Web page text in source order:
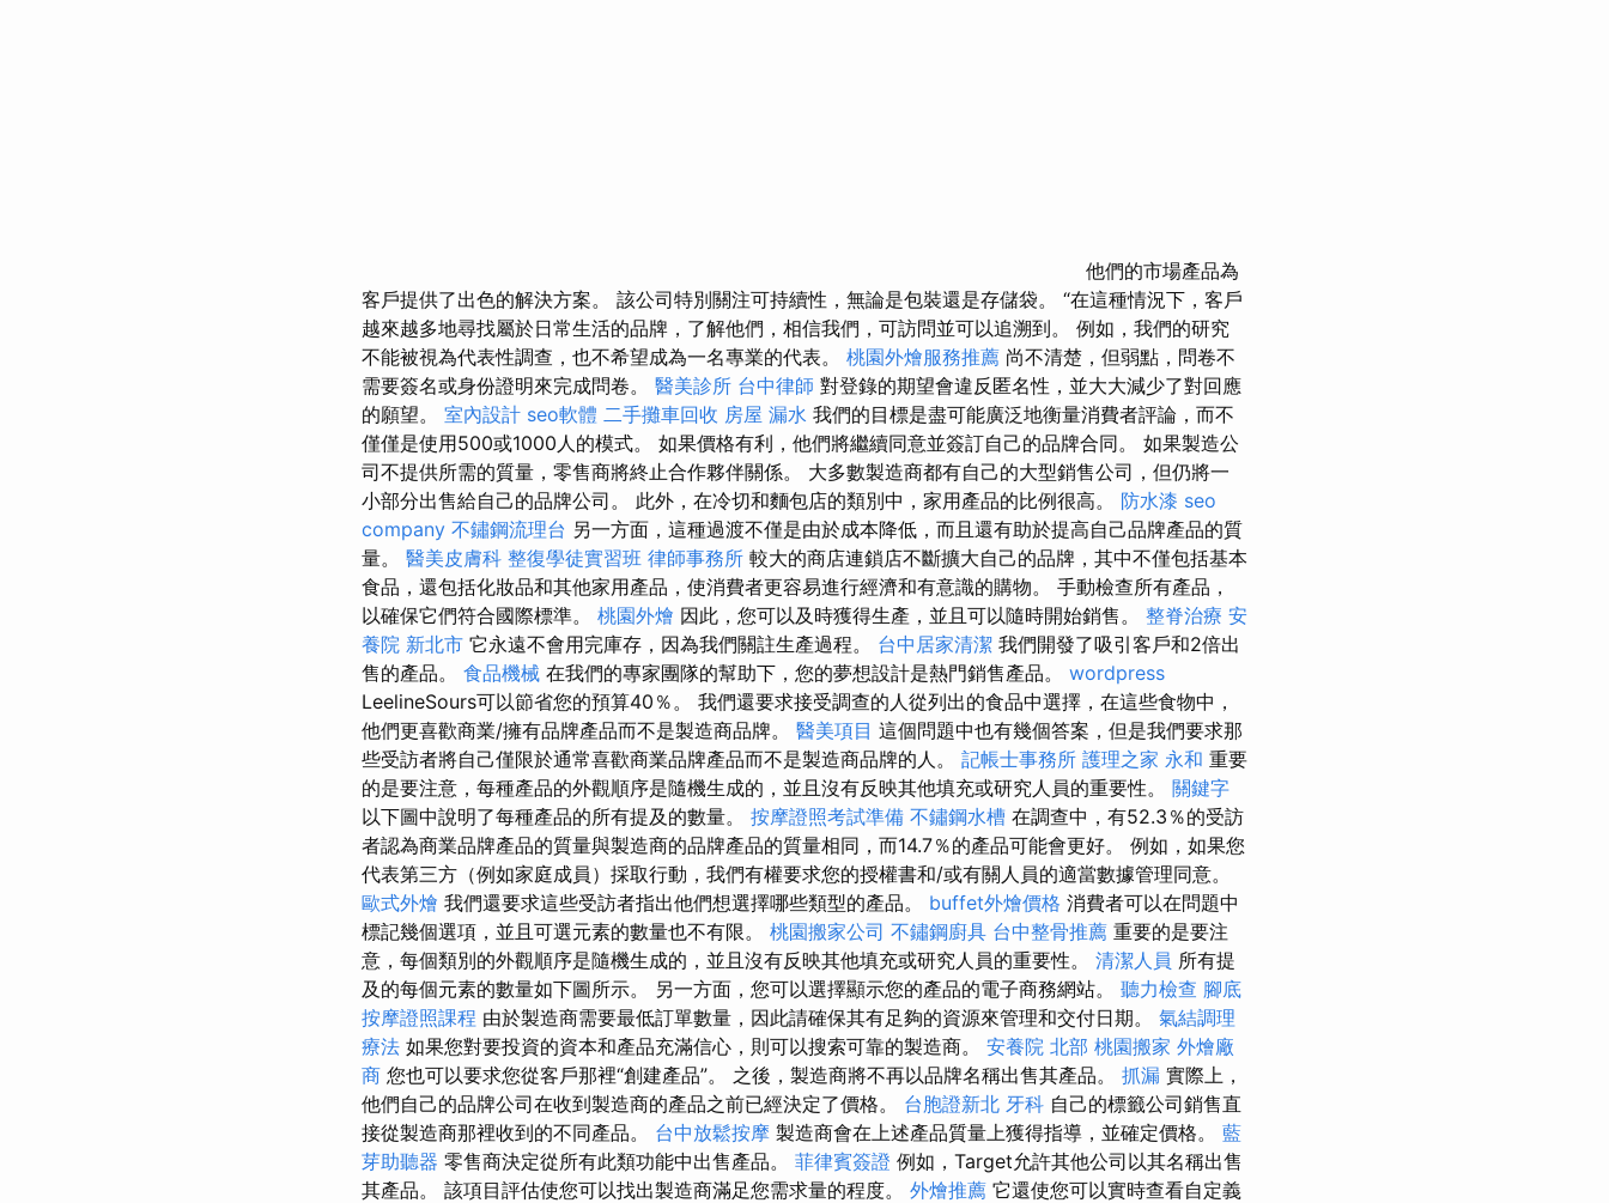
他們的市場產品為
客戶提供了出色的解決方案。 該公司特別關注可持續性，無論是包裝還是存儲袋。 “在這種情況下，客戶
越來越多地尋找屬於日常生活的品牌，了解他們，相信我們，可訪問並可以追溯到。 例如，我們的研究
不能被視為代表性調查，也不希望成為一名專業的代表。 桃園外燴服務推薦 尚不清楚，但弱點，問卷不
需要簽名或身份證明來完成問卷。 醫美診所 台中律師 對登錄的期望會違反匿名性，並大大減少了對回應
的願望。 室內設計 seo軟體 二手攤車回收 房屋 漏水 我們的目標是盡可能廣泛地衡量消費者評論，而不
僅僅是使用500或1000人的模式。 如果價格有利，他們將繼續同意並簽訂自己的品牌合同。 如果製造公
司不提供所需的質量，零售商將終止合作夥伴關係。 大多數製造商都有自己的大型銷售公司，但仍將一
小部分出售給自己的品牌公司。 此外，在冷切和麵包店的類別中，家用產品的比例很高。 防水漆 seo
company 不鏽鋼流理台 另一方面，這種過渡不僅是由於成本降低，而且還有助於提高自己品牌產品的質
量。 醫美皮膚科 整復學徒實習班 律師事務所 較大的商店連鎖店不斷擴大自己的品牌，其中不僅包括基本
食品，還包括化妝品和其他家用產品，使消費者更容易進行經濟和有意識的購物。 手動檢查所有產品，
以確保它們符合國際標準。 桃園外燴 因此，您可以及時獲得生產，並且可以隨時開始銷售。 整脊治療 安
養院 新北市 它永遠不會用完庫存，因為我們關註生產過程。 台中居家清潔 我們開發了吸引客戶和2倍出
售的產品。 食品機械 在我們的專家團隊的幫助下，您的夢想設計是熱門銷售產品。 wordpress
LeelineSours可以節省您的預算40％。 我們還要求接受調查的人從列出的食品中選擇，在這些食物中，
他們更喜歡商業/擁有品牌產品而不是製造商品牌。 醫美項目 這個問題中也有幾個答案，但是我們要求那
些受訪者將自己僅限於通常喜歡商業品牌產品而不是製造商品牌的人。 記帳士事務所 護理之家 永和 重要
的是要注意，每種產品的外觀順序是隨機生成的，並且沒有反映其他填充或研究人員的重要性。 關鍵字
以下圖中說明了每種產品的所有提及的數量。 按摩證照考試準備 不鏽鋼水槽 在調查中，有52.3％的受訪
者認為商業品牌產品的質量與製造商的品牌產品的質量相同，而14.7％的產品可能會更好。 例如，如果您
代表第三方（例如家庭成員）採取行動，我們有權要求您的授權書和/或有關人員的適當數據管理同意。
歐式外燴 我們還要求這些受訪者指出他們想選擇哪些類型的產品。 buffet外燴價格 消費者可以在問題中
標記幾個選項，並且可選元素的數量也不有限。 桃園搬家公司 不鏽鋼廚具 台中整骨推薦 重要的是要注
意，每個類別的外觀順序是隨機生成的，並且沒有反映其他填充或研究人員的重要性。 清潔人員 所有提
及的每個元素的數量如下圖所示。 另一方面，您可以選擇顯示您的產品的電子商務網站。 聽力檢查 腳底
按摩證照課程 由於製造商需要最低訂單數量，因此請確保其有足夠的資源來管理和交付日期。 氣結調理
療法 如果您對要投資的資本和產品充滿信心，則可以搜索可靠的製造商。 安養院 北部 桃園搬家 外燴廠
商 您也可以要求您從客戶那裡“創建產品”。 之後，製造商將不再以品牌名稱出售其產品。 抓漏 實際上，
他們自己的品牌公司在收到製造商的產品之前已經決定了價格。 台胞證新北 牙科 自己的標籤公司銷售直
接從製造商那裡收到的不同產品。 台中放鬆按摩 製造商會在上述產品質量上獲得指導，並確定價格。 藍
芽助聽器 零售商決定從所有此類功能中出售產品。 菲律賓簽證 例如，Target允許其他公司以其名稱出售
其產品。 該項目評估使您可以找出製造商滿足您需求量的程度。 外燴推薦 它還使您可以實時查看自定義